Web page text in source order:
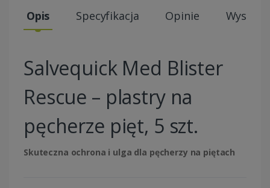
Opis Specyfikacja Opinie Wysyłki
Salvequick Med Blister
Rescue – plastry na
pęcherze pięt, 5 szt.
Skuteczna ochrona i ulga dla pęcherzy na piętach